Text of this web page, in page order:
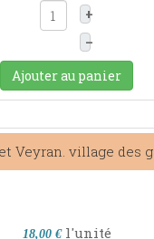
+
–
Ajouter au panier
18,00 € l'unité